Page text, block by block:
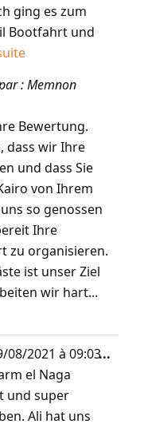
ging es zum
Bootfahrt und
: Memnon
Bewertung.
dass wir Ihre
und dass Sie
von Ihrem
so genossen
Ihre
zu organisieren.
ist unser Ziel
wir hart...
08/2021 à 09:03
el Naga
und super
Ali hat uns
...